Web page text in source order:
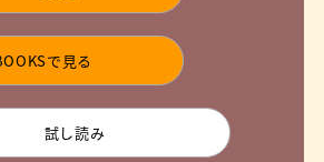
で見る
試し読み